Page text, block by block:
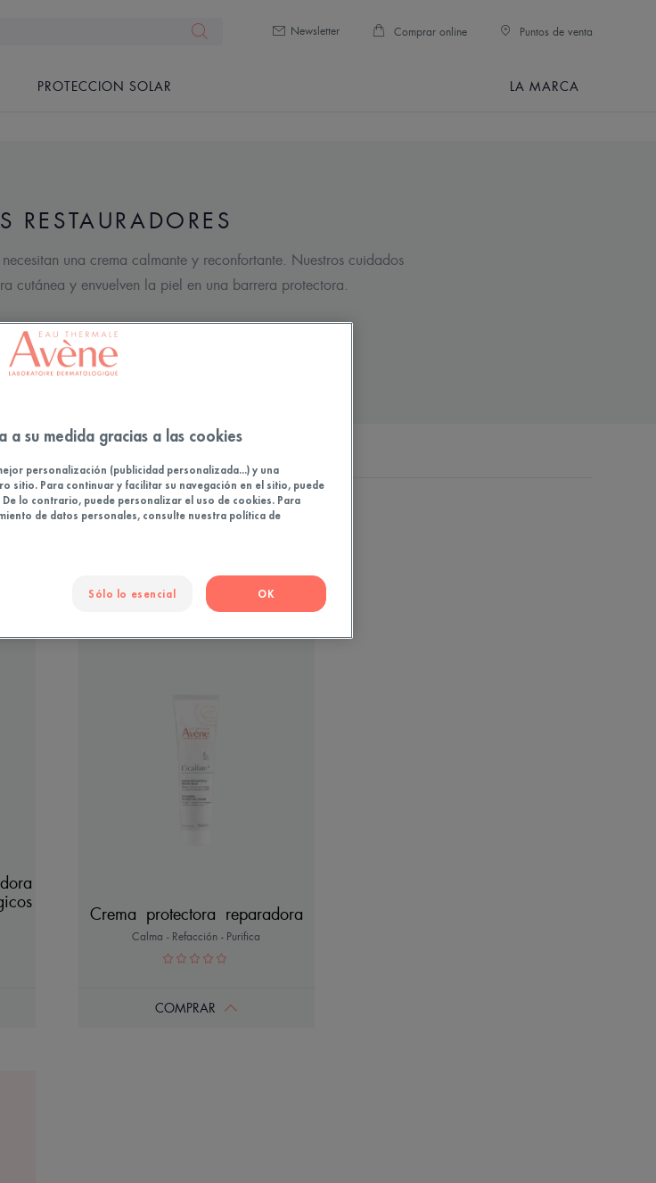
PROTECCION SOLAR LA MARCA
Newsletter Comprar online Puntos de venta
RESTAURADORES
una crema calmante y reconfortante. Nuestros cuidados
cutánea y envuelven la piel en una barrera protectora.
TIPO DE PIEL
Crema protectora reparadora
Calma - Refacción - Purifica
COMPRAR
a su medida gracias a las cookies
personalización (publicidad personalizada...) y una
sitio. Para continuar y facilitar su navegación en el sitio, puede
lo contrario, puede personalizar el uso de cookies. Para
de datos personales, consulte nuestra política de
Sólo lo esencial OK